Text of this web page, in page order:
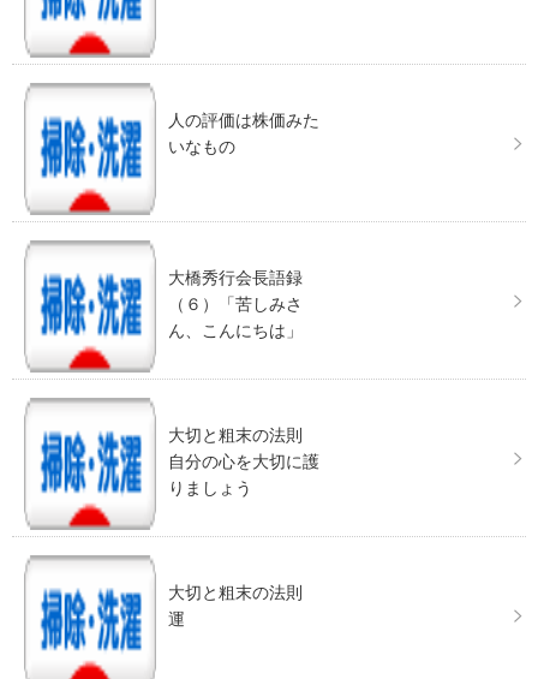
人の評価は株価みた
いなもの
大橋秀行会長語録
（６）「苦しみさ
ん、こんにちは」
大切と粗末の法則
自分の心を大切に護
りましょう
大切と粗末の法則
運